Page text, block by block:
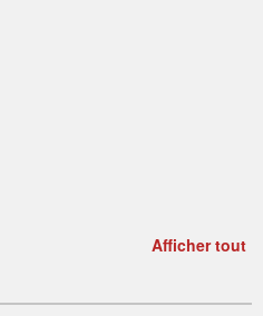
Afficher tout